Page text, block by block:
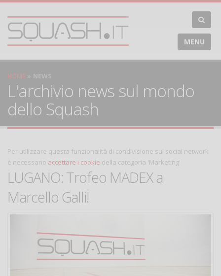
MENU
HOME NEWS
L'archivio news sul mondo
dello Squash
Per utilizzare questa funzionalità di condivisione sui social network
è necessario accettare i cookie della categoria 'Marketing'
LUGANO: Trofeo MADEX a
Marcello Galli!